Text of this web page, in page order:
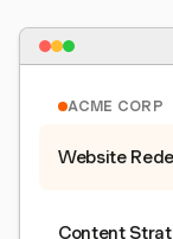
ACME CORP
Website
Content